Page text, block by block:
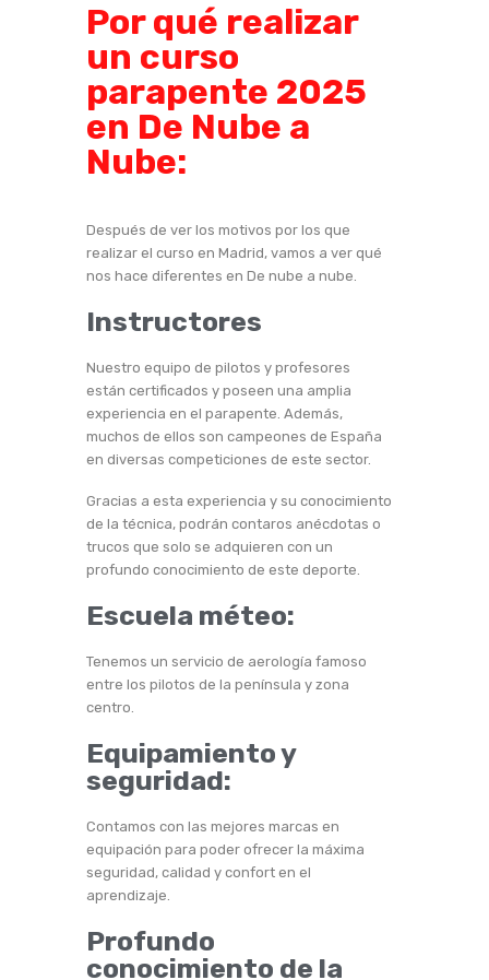
Por qué realizar
un curso
parapente 2025
en De Nube a
Nube:
Después de ver los motivos por los que
realizar el curso en Madrid, vamos a ver qué
nos hace diferentes en De nube a nube.
Instructores
Nuestro equipo de pilotos y profesores
están certificados y poseen una amplia
experiencia en el parapente. Además,
muchos de ellos son campeones de España
en diversas competiciones de este sector.
Gracias a esta experiencia y su conocimiento
de la técnica, podrán contaros anécdotas o
trucos que solo se adquieren con un
profundo conocimiento de este deporte.
Escuela méteo:
Tenemos un servicio de aerología famoso
entre los pilotos de la península y zona
centro.
Equipamiento y
seguridad:
Contamos con las mejores marcas en
equipación para poder ofrecer la máxima
seguridad, calidad y confort en el
aprendizaje.
Profundo
conocimiento de la